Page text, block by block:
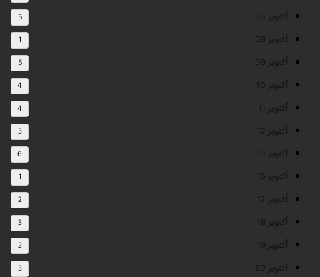
أكتوبر 03 5
أكتوبر 08 1
أكتوبر 09 5
أكتوبر 10 4
أكتوبر 11 4
أكتوبر 12 3
أكتوبر 13 6
أكتوبر 15 1
أكتوبر 17 2
أكتوبر 18 3
أكتوبر 19 2
أكتوبر 20 3